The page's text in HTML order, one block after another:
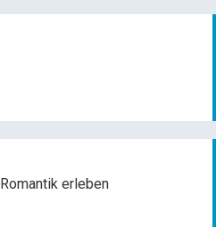
Romantik erleben